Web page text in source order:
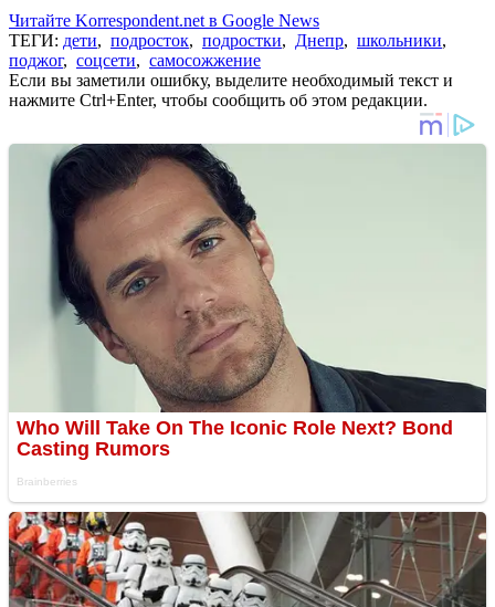
Читайте Korrespondent.net в Google News
ТЕГИ: дети, подросток, подростки, Днепр, школьники,
поджог, соцсети, самосожжение
Если вы заметили ошибку, выделите необходимый текст и
нажмите Ctrl+Enter, чтобы сообщить об этом редакции.